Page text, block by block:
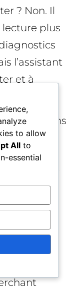
? Non. Il
plus
l’assistant
et à
sans
Validez
par
et
Les
prime.
to allow
All to
essential